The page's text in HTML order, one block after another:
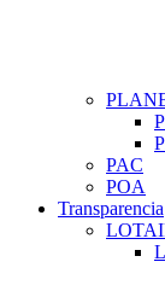
PAC
POA
Transparencia